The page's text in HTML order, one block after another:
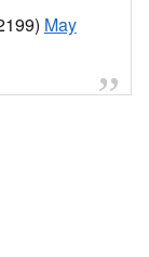
に下ろさ